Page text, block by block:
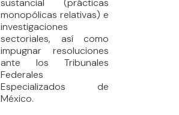
monopólicas relativas) e
investigaciones
sectoriales, así como
impugnar resoluciones
ante los Tribunales
Federales
Especializados de
México.